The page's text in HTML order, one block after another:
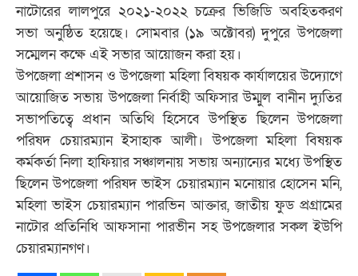
নাটোরের লালপুরে ২০২১-২০২২ চক্রের ভিজিডি অবহিতকরণ
সভা অনুষ্ঠিত হয়েছে। সোমবার (১৯ অক্টোবর) দুপুরে উপজেলা
সম্মেলন কক্ষে এই সভার আয়োজন করা হয়।
উপজেলা প্রশাসন ও উপজেলা মহিলা বিষয়ক কার্যালয়ের উদ্যোগে
আয়োজিত সভায় উপজেলা নির্বাহী অফিসার উম্মুল বানীন দ্যুতির
সভাপতিত্বে প্রধান অতিথি হিসেবে উপস্থিত ছিলেন উপজেলা
পরিষদ চেয়ারম্যান ইসাহাক আলী। উপজেলা মহিলা বিষয়ক
কর্মকর্তা নিলা হাফিয়ার সঞ্চালনায় সভায় অন্যান্যের মধ্যে উপস্থিত
ছিলেন উপজেলা পরিষদ ভাইস চেয়ারম্যান মনোয়ার হোসেন মনি,
মহিলা ভাইস চেয়ারম্যান পারভিন আক্তার, জাতীয় ফুড প্রগ্রামের
নাটোর প্রতিনিধি আফসানা পারভীন সহ উপজেলার সকল ইউপি
চেয়ারম্যানগণ।